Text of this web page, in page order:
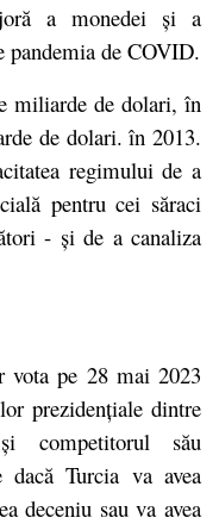
a monedei și a
pandemia de COVID.
miliarde de dolari, în
de dolari. în 2013.
regimului de a
pentru cei săraci
- și de a canaliza
vota pe 28 mai 2023
prezidențiale dintre
competitorul său
dacă Turcia va avea
deceniu sau va avea